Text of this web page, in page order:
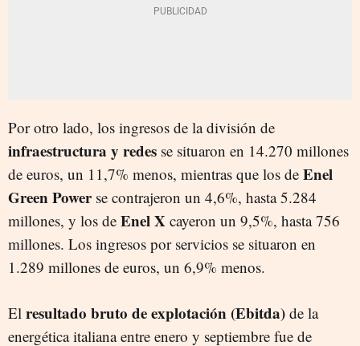
Por otro lado, los ingresos de la división de
infraestructura y redes se situaron en 14.270 millones
de euros, un 11,7% menos, mientras que los de Enel
Green Powerse contrajeron un 4,6%, hasta 5.284
millones, y los de Enel X cayeron un 9,5%, hasta 756
millones. Los ingresos por servicios se situaron en
1.289 millones de euros, un 6,9% menos.
El resultado bruto de explotación (Ebitda) de la
energética italiana entre enero y septiembre fue de